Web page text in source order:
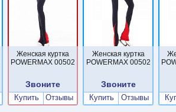
Женская куртка
POWERMAX 00502
Звоните
Купить Отзывы
Женская куртка
POWERMAX 00502
Звоните
Купить Отзывы